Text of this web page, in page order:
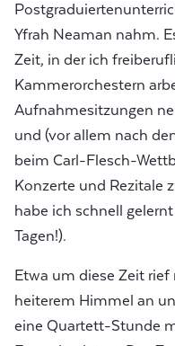
Yfrah Neaman nahm.
Zeit, in der ich
Kammerorchestern
Aufnahmesitzungen
und (vor allem nach
beim Carl-Flesch-
Konzerte und Rezitale
habe ich schnell
Tagen!).
Etwa um diese Zeit
heiterem Himmel an
eine Quartett-Stunde